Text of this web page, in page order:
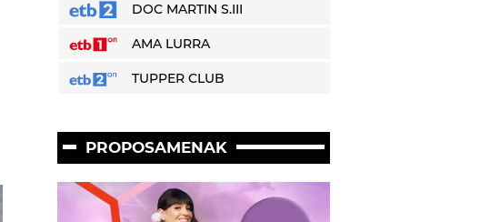
DOC MARTIN S.III
AMA LURRA
TUPPER CLUB
PROPOSAMENAK